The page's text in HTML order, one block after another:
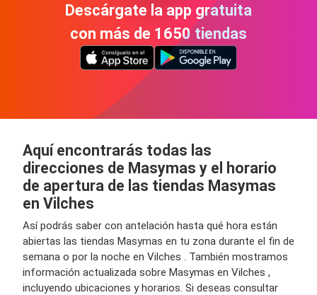
Descárgate la app gratuita
con más de 1650 tiendas
Aquí encontrarás todas las
direcciones de Masymas y el horario
de apertura de las tiendas Masymas
en Vilches
Así podrás saber con antelación hasta qué hora están
abiertas las tiendas Masymas en tu zona durante el fin de
semana o por la noche en Vilches . También mostramos
información actualizada sobre Masymas en Vilches ,
incluyendo ubicaciones y horarios. Si deseas consultar